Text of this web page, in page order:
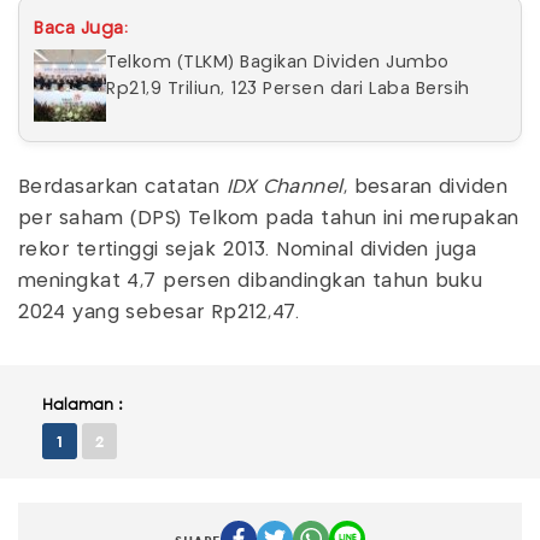
Baca Juga:
Telkom (TLKM) Bagikan Dividen Jumbo
Rp21,9 Triliun, 123 Persen dari Laba Bersih
Berdasarkan catatan IDX Channel, besaran dividen
per saham (DPS) Telkom pada tahun ini merupakan
rekor tertinggi sejak 2013. Nominal dividen juga
meningkat 4,7 persen dibandingkan tahun buku
2024 yang sebesar Rp212,47.
Halaman :
1 2